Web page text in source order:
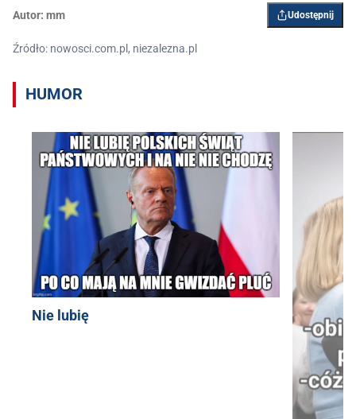
Autor: mm Udostępnij
Źródło: nowosci.com.pl, niezalezna.pl
HUMOR
Nie lubię